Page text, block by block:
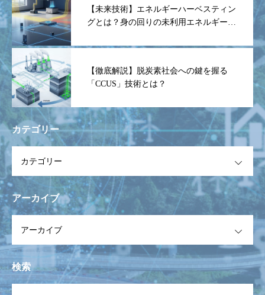
【未来技術】エネルギーハーベスティン
グとは？身の回りの未利用エネルギーを
【徹底解説】脱炭素社会への鍵を握る
「CCUS」技術とは？
カテゴリー
アーカイブ
検索